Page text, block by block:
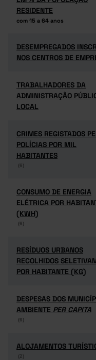
RESIDENTE
com 15 a 64 anos
RESIDENTE
com 15 a 64 anos
DESEMPREGADOS
NOS CENTROS DE
DESEMPREGADOS
NOS CENTROS DE
TRABALHADORES DA
ADMINISTRAÇÃO
LOCAL
TRABALHADORES DA
ADMINISTRAÇÃO
LOCAL
CRIMES REGISTADOS
POLÍCIAS POR MIL
HABITANTES
(6)
CRIMES REGISTADOS
POLÍCIAS POR MIL
HABITANTES
(6)
CONSUMO DE ENERGIA
ELÉTRICA POR
(KWH)
(6)
CONSUMO DE ENERGIA
ELÉTRICA POR
(KWH)
(6)
RESÍDUOS URBANOS
RECOLHIDOS
POR HABITANTE (KG)
RESÍDUOS URBANOS
RECOLHIDOS
POR HABITANTE (KG)
DESPESAS DOS
AMBIENTE PER CAPITA
(6)
DESPESAS DOS
AMBIENTE PER CAPITA
(6)
ALOJAMENTOS
(2)
ALOJAMENTOS
(2)